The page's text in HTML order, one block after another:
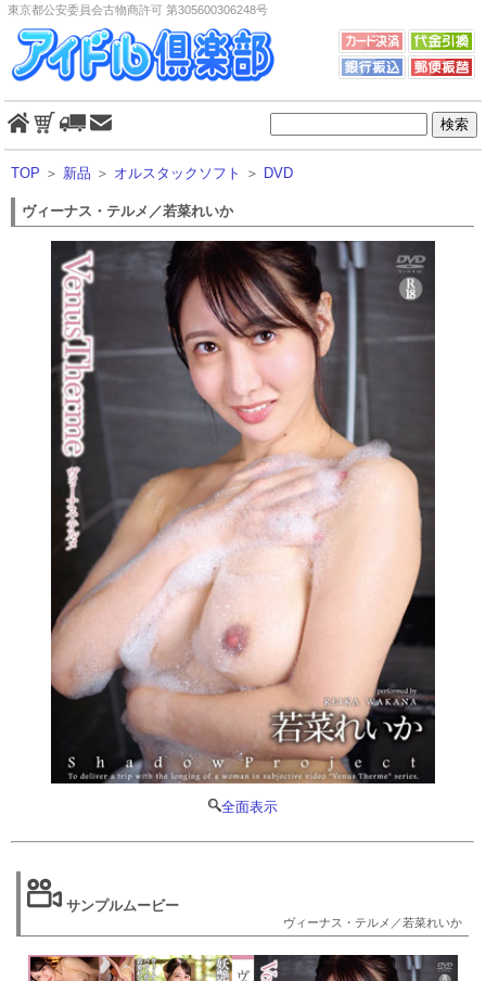
東京都公安委員会古物商許可 第305600306248号
TOP ＞ 新品 ＞ オルスタックソフト ＞ DVD
ヴィーナス・テルメ／若菜れいか
全面表示
サンプルムービー
ヴィーナス・テルメ／若菜れいか